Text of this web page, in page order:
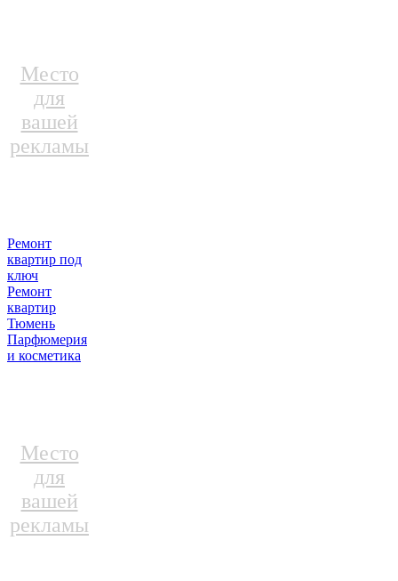
Место
для
вашей
рекламы
Ремонт
квартир под
ключ
Ремонт
квартир
Тюмень
Парфюмерия
и косметика
Место
для
вашей
рекламы